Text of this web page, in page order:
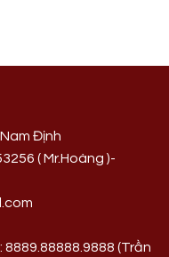
Định
( Mr.Hoàng )-
8889.88888.9888 (Trần